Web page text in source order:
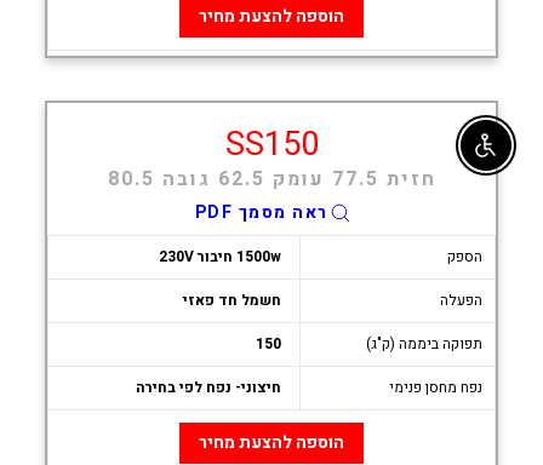
הוספה להצעת מחיר
SS150
חזית 77.5 עומק 62.5 גובה 80.5
ראה מסמך PDF
הספק
1500w חיבור 230V
הפעלה
חשמל חד פאזי
תפוקה ביממה (ק"ג)
150
נפח מחסן פנימי
חיצוני- נפח לפי בחירה
הוספה להצעת מחיר
Enable accessibility